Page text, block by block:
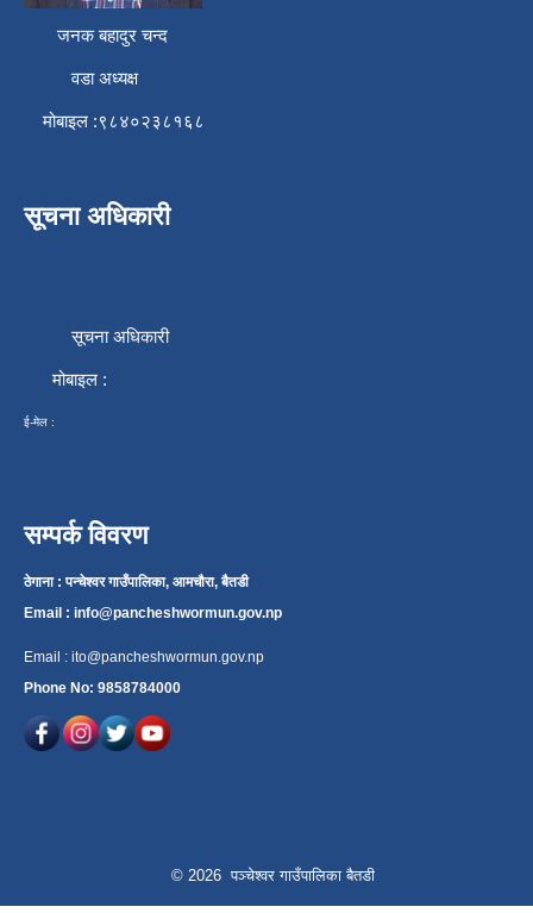
जनक बहादुर चन्द
वडा अध्यक्ष
मोबाइल :९८४०२३८१६८
सूचना अधिकारी
सूचना अधिकारी
मोबाइल :
ई-मेल :
सम्पर्क विवरण
ठेगाना : पन्चेश्वर गाउँपालिका, आमचौरा, बैतडी
Email : info@pancheshwormun.gov.np
Email : ito@pancheshwormun.gov.np
Phone No: 9858784000
© 2026 पञ्चेश्वर गाउँपालिका बैतडी